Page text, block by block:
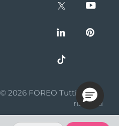
© 2026 FOREO Tutti i diritti
riservati